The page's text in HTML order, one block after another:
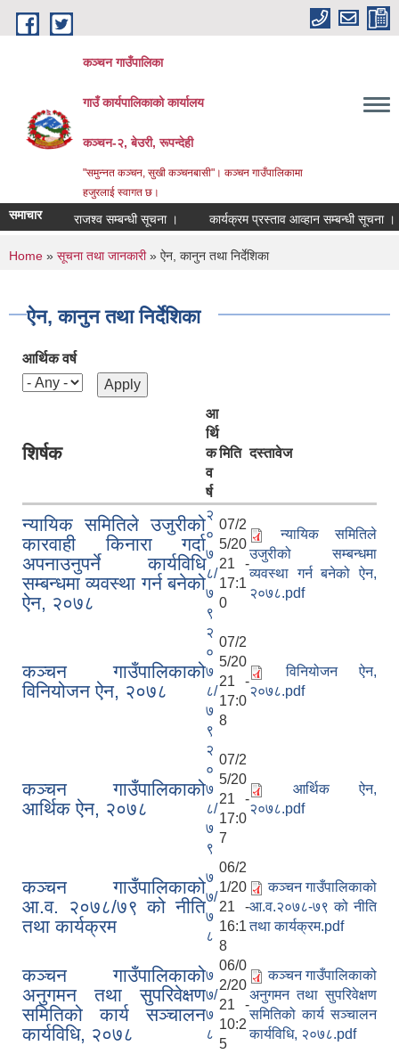
Skip to main content
कञ्चन गाउँपालिका
गाउँ कार्यपालिकाको कार्यालय
कञ्‍चन-२, बेउरी, रूपन्देही
"समुन्‍नत कञ्‍चन, सुखी कञ्‍चनबासी"। कञ्चन गाउँपालिकामा
हजुरलाई स्वागत छ।
समाचारराजश्व सम्बन्धी सूचना । कार्यक्रम प्रस्ताव आव्हान सम्बन्धी सूचना ।
You are here
Home » सूचना तथा जानकारी» ऐन, कानुन तथा निर्देशिका
ऐन, कानुन तथा निर्देशिका
आर्थिक वर्ष
शिर्षक
आ
र्थि
क
व
र्ष
मिति दस्तावेज
न्यायिक समितिले उजुरीको
कारवाही किनारा गर्दा
अपनाउनुपर्ने कार्यविधि
सम्बन्धमा व्यवस्था गर्न बनेको
ऐन, २०७८
२
०
७
८/
७
९
07/2
5/20
21 -
17:1
0
न्यायिक समितिले
उजुरीको सम्बन्धमा
व्यवस्था गर्न बनेको ऐन,
२०७८.pdf
कञ्चन गाउँपालिकाको
विनियोजन ऐन, २०७८
२
०
७
८/
७
९
07/2
5/20
21 -
17:0
8
विनियोजन ऐन,
२०७८.pdf
कञ्चन गाउँपालिकाको
आर्थिक ऐन, २०७८
२
०
७
८/
७
९
07/2
5/20
21 -
17:0
7
आर्थिक ऐन,
२०७८.pdf
कञ्चन गाउँपालिकाको
आ.व. २०७८/७९ को नीति
तथा कार्यक्रम
७
७/
७
८
06/2
1/20
21 -
16:1
8
कञ्‍चन गाउँपालिकाको
आ.व.२०७८-७९ को नीति
तथा कार्यक्रम.pdf
कञ्चन गाउँपालिकाको
अनुगमन तथा सुपरिवेक्षण
समितिको कार्य सञ्चालन
कार्यविधि, २०७८
७
७/
७
८
06/0
2/20
21 -
10:2
5
कञ्चन गाउँपालिकाको
अनुगमन तथा सुपरिवेक्षण
समितिको कार्य सञ्चालन
कार्यविधि, २०७८.pdf